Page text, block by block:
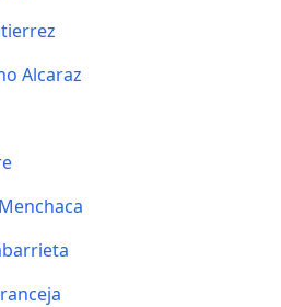
Alcaraz